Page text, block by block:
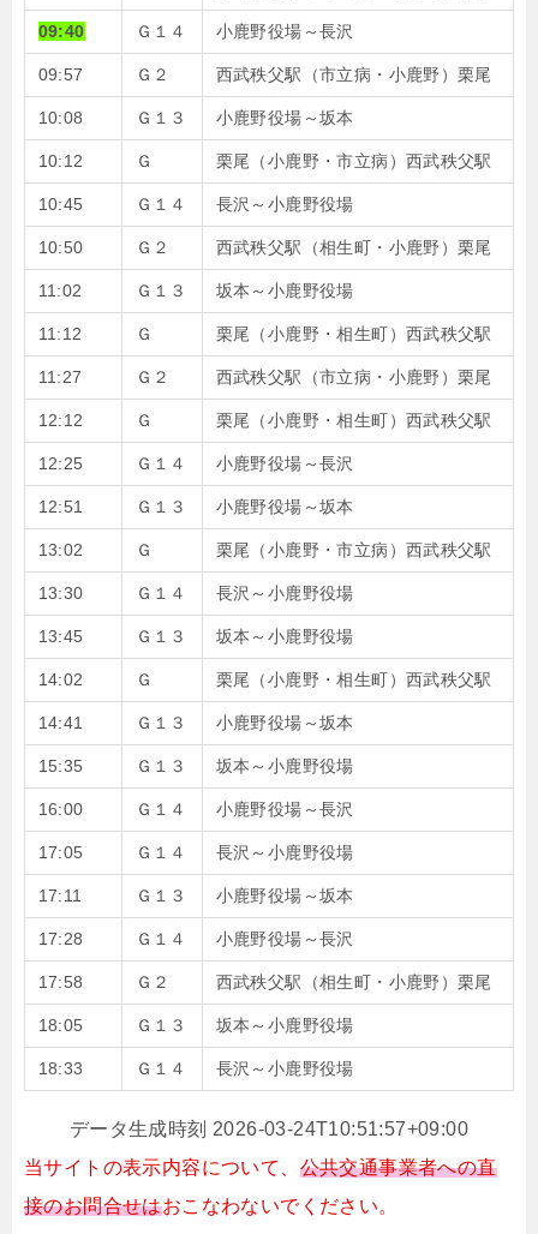
09:40 Ｇ１４ 小鹿野役場～長沢
09:57 Ｇ２ 西武秩父駅（市立病・小鹿野）栗尾
10:08 Ｇ１３ 小鹿野役場～坂本
10:12 Ｇ 栗尾（小鹿野・市立病）西武秩父駅
10:45 Ｇ１４ 長沢～小鹿野役場
10:50 Ｇ２ 西武秩父駅（相生町・小鹿野）栗尾
11:02 Ｇ１３ 坂本～小鹿野役場
11:12 Ｇ 栗尾（小鹿野・相生町）西武秩父駅
11:27 Ｇ２ 西武秩父駅（市立病・小鹿野）栗尾
12:12 Ｇ 栗尾（小鹿野・相生町）西武秩父駅
12:25 Ｇ１４ 小鹿野役場～長沢
12:51 Ｇ１３ 小鹿野役場～坂本
13:02 Ｇ 栗尾（小鹿野・市立病）西武秩父駅
13:30 Ｇ１４ 長沢～小鹿野役場
13:45 Ｇ１３ 坂本～小鹿野役場
14:02 Ｇ 栗尾（小鹿野・相生町）西武秩父駅
14:41 Ｇ１３ 小鹿野役場～坂本
15:35 Ｇ１３ 坂本～小鹿野役場
16:00 Ｇ１４ 小鹿野役場～長沢
17:05 Ｇ１４ 長沢～小鹿野役場
17:11 Ｇ１３ 小鹿野役場～坂本
17:28 Ｇ１４ 小鹿野役場～長沢
17:58 Ｇ２ 西武秩父駅（相生町・小鹿野）栗尾
18:05 Ｇ１３ 坂本～小鹿野役場
18:33 Ｇ１４ 長沢～小鹿野役場
データ生成時刻 2026-03-24T10:51:57+09:00
当サイトの表示内容について、 公共交通事業者への直
接のお問合せはおこなわないでください。